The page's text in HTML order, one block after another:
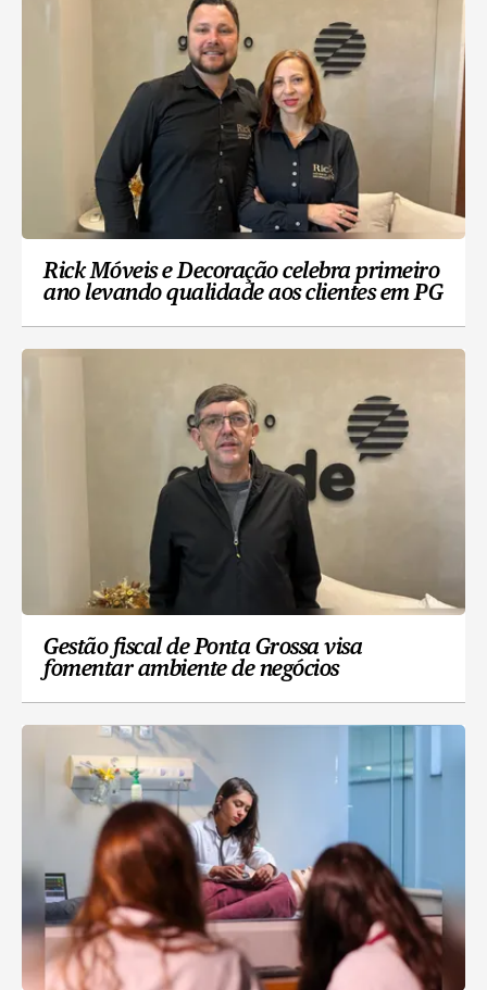
Rick Móveis e Decoração celebra primeiro
ano levando qualidade aos clientes em PG
Gestão fiscal de Ponta Grossa visa
fomentar ambiente de negócios